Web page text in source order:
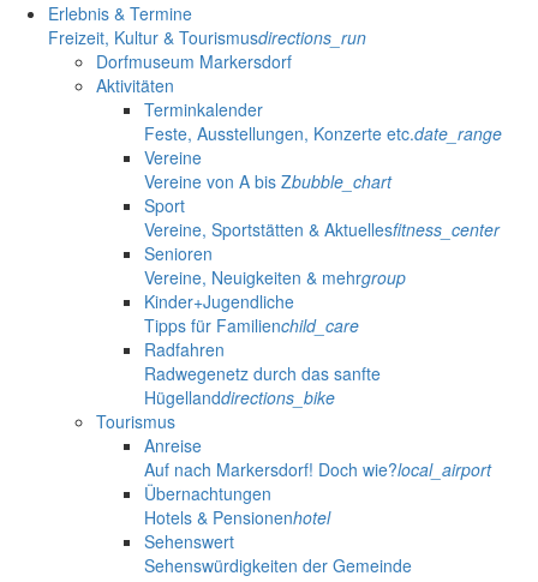
Erlebnis & Termine
Freizeit, Kultur & Tourismusdirections_run
Dorfmuseum Markersdorf
Aktivitäten
Terminkalender
Feste, Ausstellungen, Konzerte etc.date_range
Vereine
Vereine von A bis Zbubble_chart
Sport
Vereine, Sportstätten & Aktuellesfitness_center
Senioren
Vereine, Neuigkeiten & mehrgroup
Kinder+Jugendliche
Tipps für Familienchild_care
Radfahren
Radwegenetz durch das sanfte
Hügellanddirections_bike
Tourismus
Anreise
Auf nach Markersdorf! Doch wie?local_airport
Übernachtungen
Hotels & Pensionenhotel
Sehenswert
Sehenswürdigkeiten der Gemeinde